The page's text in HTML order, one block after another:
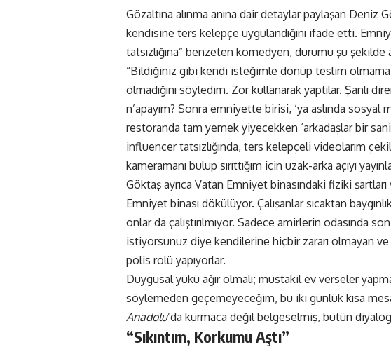
Gözaltına alınma anına dair detaylar paylaşan Deniz
kendisine ters kelepçe uygulandığını ifade etti.
tatsızlığına” benzeten komedyen, durumu şu şekilde
“Bildiğiniz gibi kendi isteğimle dönüp teslim
olmadığını söyledim. Zor kullanarak yaptılar. Şanlı
n’apayım? Sonra emniyette birisi, ‘ya aslında
restoranda tam yemek yiyecekken ‘arkadaşlar bir
influencer tatsızlığında, ters kelepçeli videolarım
kameramanı bulup sırıttığım için uzak-arka açıyı
Göktaş ayrıca Vatan Emniyet binasındaki fiziki
Emniyet binası dökülüyor. Çalışanlar sıcaktan
onlar da çalıştırılmıyor. Sadece amirlerin odasında
istiyorsunuz diye kendilerine hiçbir zararı olmayan
polis rolü yapıyorlar.
Duygusal yükü ağır olmalı; müstakil ev verseler
söylemeden geçemeyeceğim, bu iki günlük kısa
Anadolu’da kurmaca değil belgeselmiş, bütün
“Sıkıntım, Korkumu Aştı”